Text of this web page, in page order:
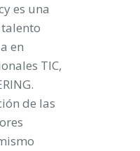
es una
en
TIC,
de las